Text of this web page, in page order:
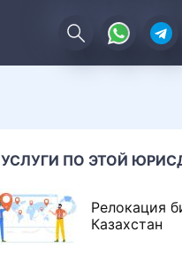
УСЛУГИ ПО ЭТОЙ
Релокация
Казахстан